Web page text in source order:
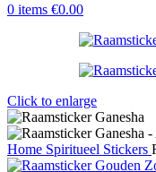
0 items €0.00
Click to enlarge
Home Spiritueel Stickers